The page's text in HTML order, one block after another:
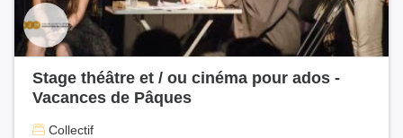
Stage théâtre et / ou cinéma pour ados -
Vacances de Pâques
Collectif